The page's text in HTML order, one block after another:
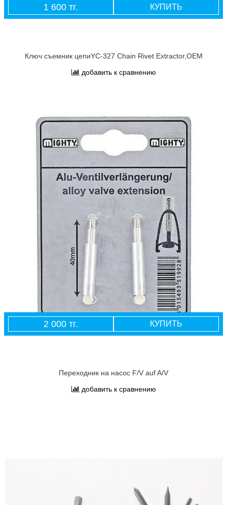
1 600 тг. КУПИТЬ
Ключ съемник цепиYC-327 Chain Rivet Extractor,OEM
добавить к сравнению
2 000 тг. КУПИТЬ
Переходник на насос F/V auf A/V
добавить к сравнению